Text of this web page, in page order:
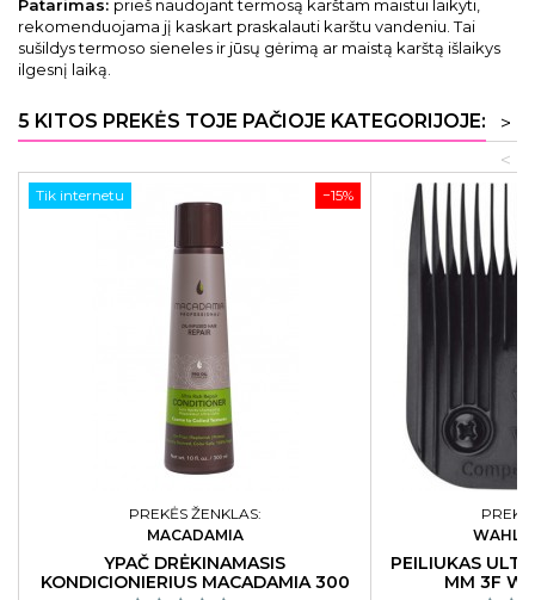
Patarimas: prieš naudojant termosą karštam maistui laikyti,
rekomenduojama jį kaskart praskalauti karštu vandeniu. Tai
sušildys termoso sieneles ir jūsų gėrimą ar maistą karštą išlaikys
ilgesnį laiką.
5 KITOS PREKĖS TOJE PAČIOJE KATEGORIJOJE:
>
<
−15%
Tik internetu
PREKĖS ŽENKLAS:
MACADAMIA
YPAČ DRĖKINAMASIS
KONDICIONIERIUS MACADAMIA 300
WAHL
PEILIUKAS
MM 3F